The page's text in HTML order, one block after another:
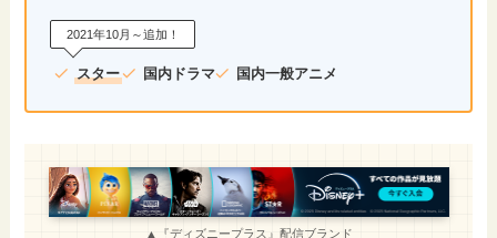
2021年10月～追加！
スター 国内ドラマ 国内一般アニメ
▲『ディズニープラス』配信ブランド